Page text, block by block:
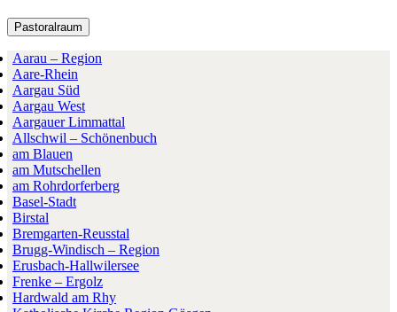
Pastoralraum
Aarau – Region
Aare-Rhein
Aargau Süd
Aargau West
Aargauer Limmattal
Allschwil – Schönenbuch
am Blauen
am Mutschellen
am Rohrdorferberg
Basel-Stadt
Birstal
Bremgarten-Reusstal
Brugg-Windisch – Region
Erusbach-Hallwilersee
Frenke – Ergolz
Hardwald am Rhy